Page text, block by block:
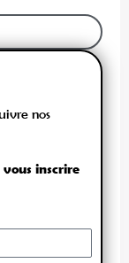
nos
inscrire